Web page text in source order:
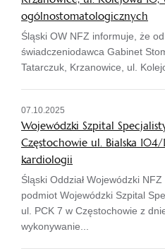
ogólnostomatologicznych
Śląski OW NFZ informuje, że
świadczeniodawca Gabinet
Tatarczuk, Krzanowice, ul.
07.10.2025
Wojewódzki Szpital
Częstochowie ul. Bialska 104/
kardiologii
Śląski Oddział Wojewódzki
podmiot Wojewódzki Szpital
ul. PCK 7 w Częstochowie z
wykonywanie...